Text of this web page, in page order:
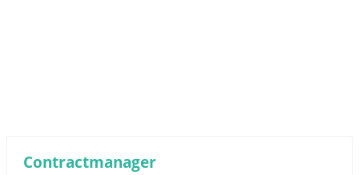
Contractmanager